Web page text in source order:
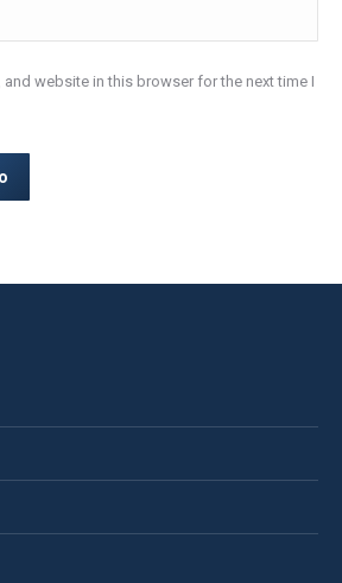
and website in this browser for the next time I